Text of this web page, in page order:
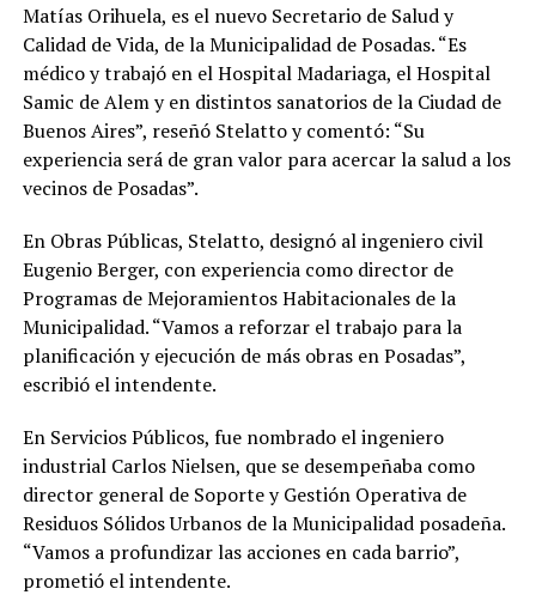
Matías Orihuela, es el nuevo Secretario de Salud y
Calidad de Vida, de la Municipalidad de Posadas. “Es
médico y trabajó en el Hospital Madariaga, el Hospital
Samic de Alem y en distintos sanatorios de la Ciudad de
Buenos Aires”, reseñó Stelatto y comentó: “Su
experiencia será de gran valor para acercar la salud a los
vecinos de Posadas”.
En Obras Públicas, Stelatto, designó al ingeniero civil
Eugenio Berger, con experiencia como director de
Programas de Mejoramientos Habitacionales de la
Municipalidad. “Vamos a reforzar el trabajo para la
planificación y ejecución de más obras en Posadas”,
escribió el intendente.
En Servicios Públicos, fue nombrado el ingeniero
industrial Carlos Nielsen, que se desempeñaba como
director general de Soporte y Gestión Operativa de
Residuos Sólidos Urbanos de la Municipalidad posadeña.
“Vamos a profundizar las acciones en cada barrio”,
prometió el intendente.